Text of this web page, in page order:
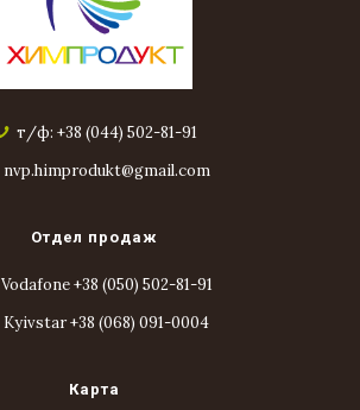
т/ф: +38 (044) 502-81-91
nvp.himprodukt@gmail.com
Отдел продаж
Vodafone +38 (050) 502-81-91
Kyivstar +38 (068) 091-0004
Карта